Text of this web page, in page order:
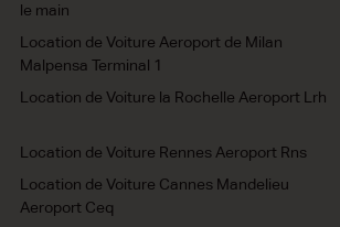
le main
Location de Voiture Aeroport de Milan
Malpensa Terminal 1
Location de Voiture la Rochelle Aeroport Lrh
Location de Voiture Rennes Aeroport Rns
Location de Voiture Cannes Mandelieu
Aeroport Ceq